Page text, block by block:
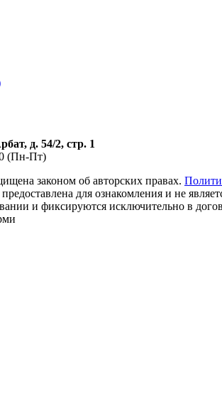
д. 54/2, стр. 1
(Пн-Пт)
законом об авторских правах.
для ознакомления и не
и фиксируются исключительно в